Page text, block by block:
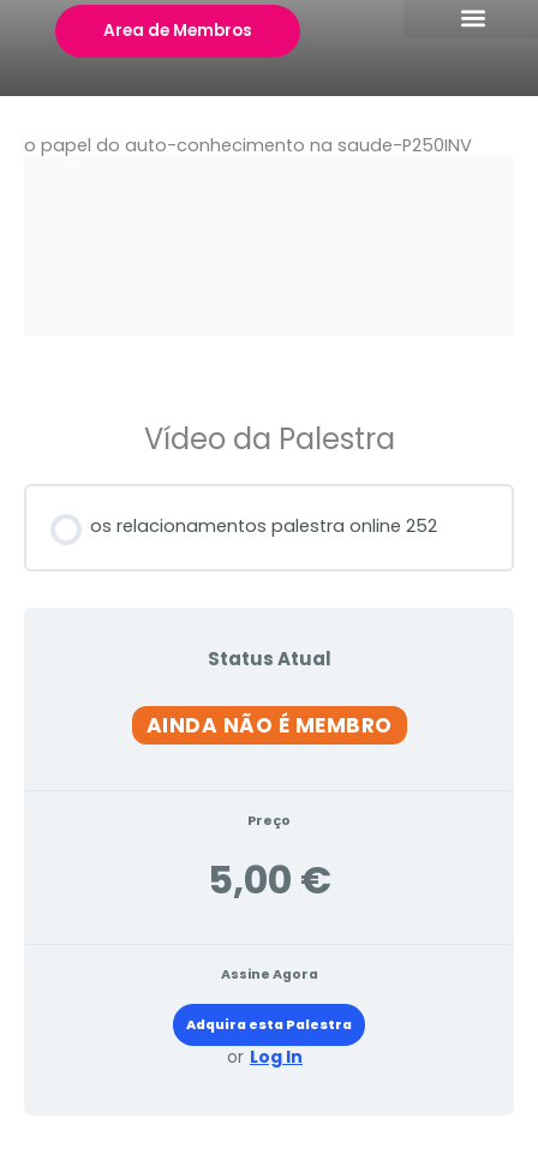
Area de Membros
o papel do auto-conhecimento na saude-P250INV
Vídeo da Palestra
os relacionamentos palestra online 252
Status Atual
AINDA NÃO É MEMBRO
Preço
5,00 €
Assine Agora
Adquira esta Palestra
or Log In